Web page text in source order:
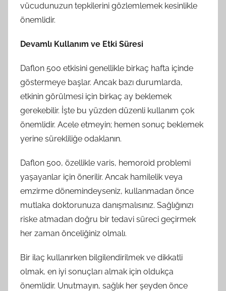
vücudunuzun tepkilerini gözlemlemek kesinlikle
önemlidir.
Devamlı Kullanım ve Etki Süresi
Daflon 500 etkisini genellikle birkaç hafta içinde
göstermeye başlar. Ancak bazı durumlarda,
etkinin görülmesi için birkaç ay beklemek
gerekebilir. İşte bu yüzden düzenli kullanım çok
önemlidir. Acele etmeyin; hemen sonuç beklemek
yerine sürekliliğe odaklanın.
Daflon 500, özellikle varis, hemoroid problemi
yaşayanlar için önerilir. Ancak hamilelik veya
emzirme dönemindeyseniz, kullanmadan önce
mutlaka doktorunuza danışmalısınız. Sağlığınızı
riske atmadan doğru bir tedavi süreci geçirmek
her zaman önceliğiniz olmalı.
Bir ilaç kullanırken bilgilendirilmek ve dikkatli
olmak, en iyi sonuçları almak için oldukça
önemlidir. Unutmayın, sağlık her şeyden önce